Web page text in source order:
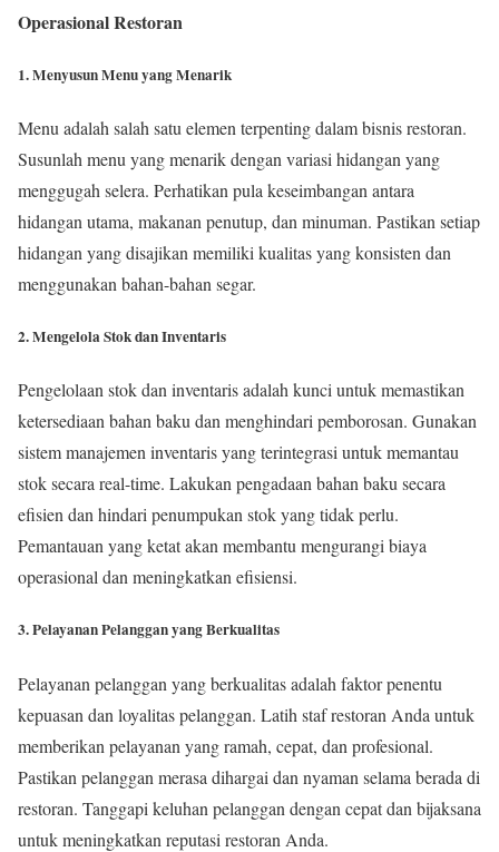
Operasional Restoran
1. Menyusun Menu yang Menarik
Menu adalah salah satu elemen terpenting dalam bisnis restoran.
Susunlah menu yang menarik dengan variasi hidangan yang
menggugah selera. Perhatikan pula keseimbangan antara
hidangan utama, makanan penutup, dan minuman. Pastikan setiap
hidangan yang disajikan memiliki kualitas yang konsisten dan
menggunakan bahan-bahan segar.
2. Mengelola Stok dan Inventaris
Pengelolaan stok dan inventaris adalah kunci untuk memastikan
ketersediaan bahan baku dan menghindari pemborosan. Gunakan
sistem manajemen inventaris yang terintegrasi untuk memantau
stok secara real-time. Lakukan pengadaan bahan baku secara
efisien dan hindari penumpukan stok yang tidak perlu.
Pemantauan yang ketat akan membantu mengurangi biaya
operasional dan meningkatkan efisiensi.
3. Pelayanan Pelanggan yang Berkualitas
Pelayanan pelanggan yang berkualitas adalah faktor penentu
kepuasan dan loyalitas pelanggan. Latih staf restoran Anda untuk
memberikan pelayanan yang ramah, cepat, dan profesional.
Pastikan pelanggan merasa dihargai dan nyaman selama berada di
restoran. Tanggapi keluhan pelanggan dengan cepat dan bijaksana
untuk meningkatkan reputasi restoran Anda.